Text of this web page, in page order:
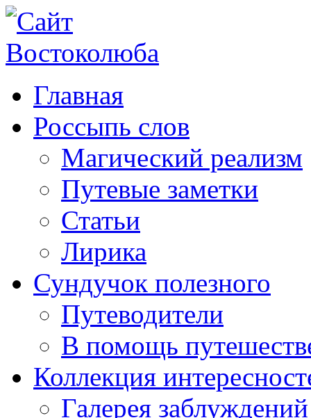
Главная
Россыпь слов
Магический реализм
Путевые заметки
Статьи
Лирика
Сундучок полезного
Путеводители
В помощь
Коллекция
Галерея заблуждений